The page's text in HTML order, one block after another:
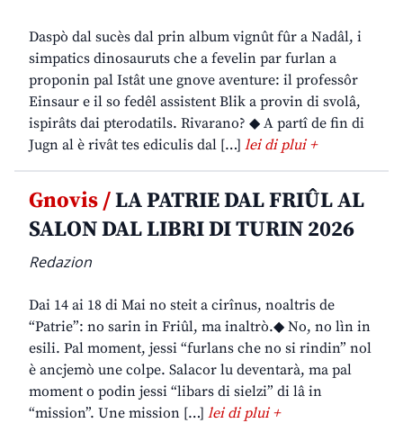
Daspò dal sucès dal prin album vignût fûr a Nadâl, i
simpatics dinosauruts che a fevelin par furlan a
proponin pal Istât une gnove aventure: il professôr
Einsaur e il so fedêl assistent Blik a provin di svolâ,
ispirâts dai pterodatils. Rivarano? ◆ A partî de fin di
Jugn al è rivât tes ediculis dal […] lei di plui +
Gnovis /LA PATRIE DAL FRIÛL AL
SALON DAL LIBRI DI TURIN 2026
Redazion
Dai 14 ai 18 di Mai no steit a cirînus, noaltris de
“Patrie”: no sarin in Friûl, ma inaltrò.◆ No, no lìn in
esili. Pal moment, jessi “furlans che no si rindin” nol
è ancjemò une colpe. Salacor lu deventarà, ma pal
moment o podin jessi “libars di sielzi” di lâ in
“mission”. Une mission […] lei di plui +